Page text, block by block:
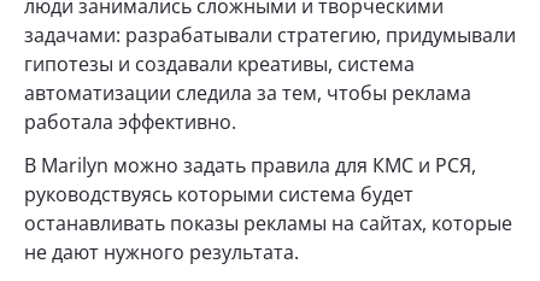
люди занимались сложными и творческими
задачами: разрабатывали стратегию, придумывали
гипотезы и создавали креативы, система
автоматизации следила за тем, чтобы реклама
работала эффективно.
В Marilyn можно задать правила для КМС и РСЯ,
руководствуясь которыми система будет
останавливать показы рекламы на сайтах, которые
не дают нужного результата.